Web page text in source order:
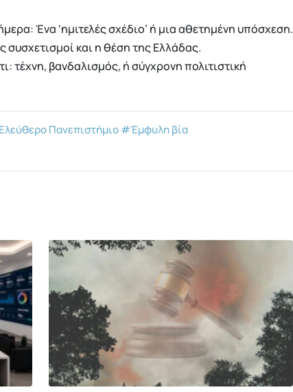
Ένα ‘ημιτελές σχέδιο’ ή μια αθετημένη υπόσχεση.
συσχετισμοί και η θέση της Ελλάδας.
τέχνη, βανδαλισμός, ή σύγχρονη πολιτιστική
Πανεπιστήμιο#Έμφυλη βία